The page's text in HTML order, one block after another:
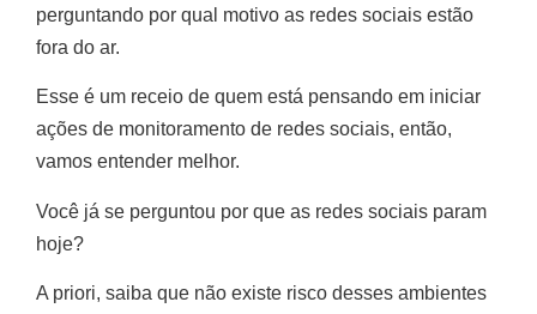
perguntando por qual motivo as redes sociais estão
fora do ar.
Esse é um receio de quem está pensando em iniciar
ações de monitoramento de redes sociais, então,
vamos entender melhor.
Você já se perguntou por que as redes sociais param
hoje?
A priori, saiba que não existe risco desses ambientes